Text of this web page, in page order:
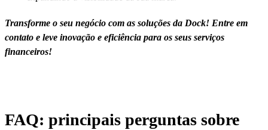
Transforme o seu negócio com as soluções da Dock! Entre em
contato e leve inovação e eficiência para os seus serviços
financeiros!
FAQ: principais perguntas sobre